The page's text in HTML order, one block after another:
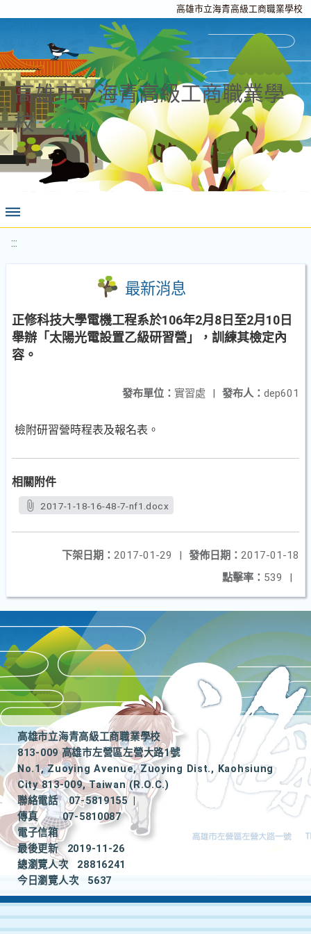
高雄市立海青高級工商職業學校
高雄市立海青高級工商職業學
校
:::
最新消息
正修科技大學電機工程系於106年2月8日至2月10日
舉辦「太陽光電設置乙級研習營」，訓練其檢定內
容。
發布人： dep601
發布單位： 實習處 |
檢附研習營時程表及報名表。
相關附件
2017-1-18-16-48-7-nf1.docx
發佈日期： 2017-01-18
下架日期： 2017-01-29
|
點擊率： 539 |
高雄市立海青高級工商職業學校
813-009 高雄市左營區左營大路1號
No.1, Zuoying Avenue, Zuoying Dist., Kaohsiung
City 813-009, Taiwan (R.O.C.)
聯絡電話
07-5819155
|
傳真
07-5810087
電子信箱
最後更新
2019-11-26
總瀏覽人次
28816241
今日瀏覽人次
5637